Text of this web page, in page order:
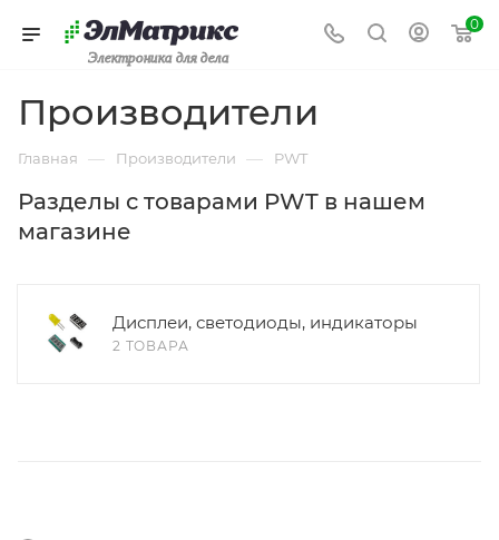
Электроника для дела
0
Производители
Главная — Производители — PWT
Разделы с товарами PWT в нашем
магазине
Дисплеи, светодиоды, индикаторы
2 ТОВАРА